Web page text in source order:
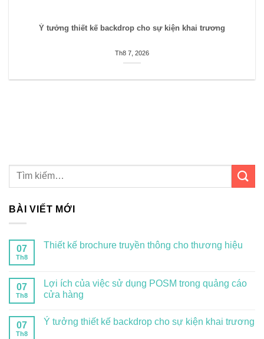
Ý tưởng thiết kế backdrop cho sự kiện khai trương
Th8 7, 2026
BÀI VIẾT MỚI
07
Th8
Thiết kế brochure truyền thông cho thương hiệu
07
Th8
Lợi ích của việc sử dụng POSM trong quảng cáo
cửa hàng
07
Th8
Ý tưởng thiết kế backdrop cho sự kiện khai trương